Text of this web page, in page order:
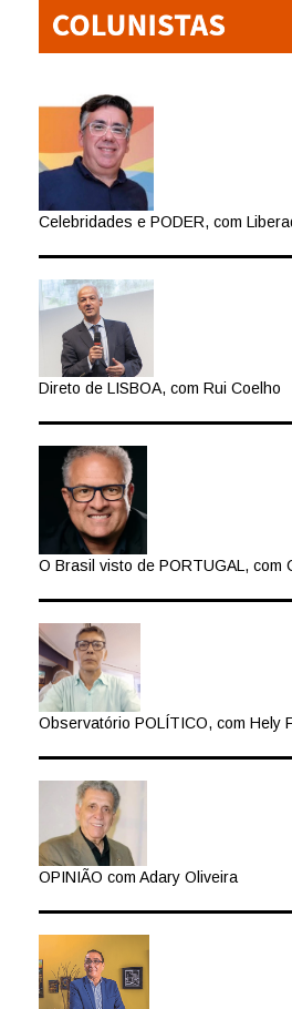
Celebridades e PODER, com
Direto de LISBOA, com Rui Coelho
O Brasil visto de PORTUGAL, com
Observatório POLÍTICO, com Hely
OPINIÃO com Adary Oliveira